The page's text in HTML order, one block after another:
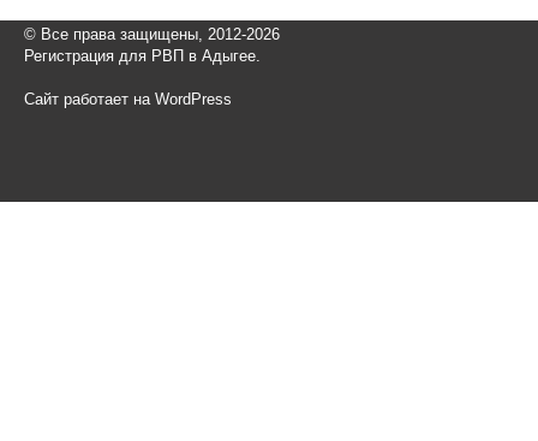
© Все права защищены, 2012-2026
Регистрация для РВП в Адыгее.
Сайт работает на WordPress